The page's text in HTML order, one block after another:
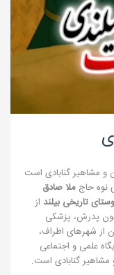
و مشاهیر گنابادی است
نوه حاج ملا صادق
تاریخی بیلند از
پدرش، پزشکی
از شهرهای اطراف،
علمی و اجتماعی
گنابادی است.